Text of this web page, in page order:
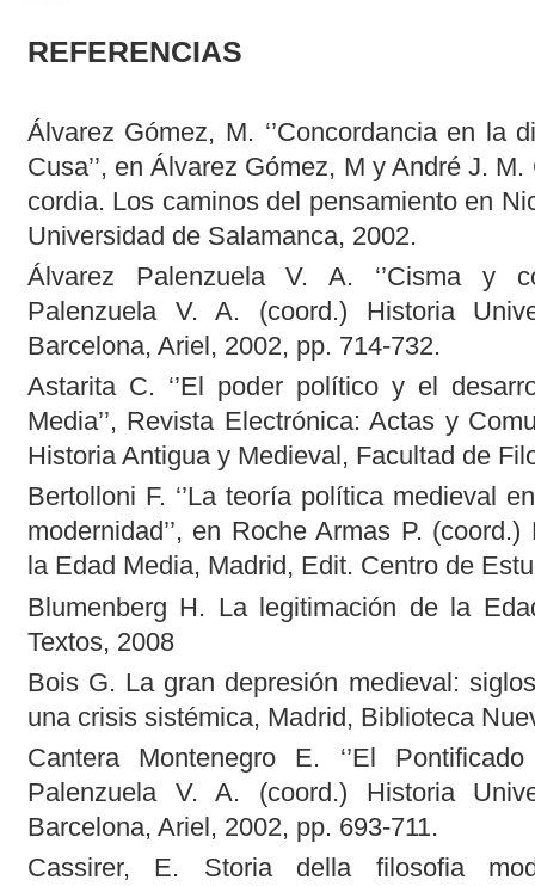
REFERENCIAS
Álvarez Gómez, M. ‘’Concordancia en la
Cusa’’, en Álvarez Gómez, M y André J.
cordia. Los caminos del pensamiento en
Universidad de Salamanca, 2002.
Álvarez Palenzuela V. A. ‘’Cisma y
Palenzuela V. A. (coord.) Historia
Barcelona, Ariel, 2002, pp. 714-732.
Astarita C. ‘’El poder político y el
Media’’, Revista Electrónica: Actas y
Historia Antigua y Medieval, Facultad de
Bertolloni F. ‘’La teoría política medieval
modernidad’’, en Roche Armas P.
la Edad Media, Madrid, Edit. Centro de
Blumenberg H. La legitimación de la
Textos, 2008
Bois G. La gran depresión medieval:
una crisis sistémica, Madrid, Biblioteca
Cantera Montenegro E. ‘’El
Palenzuela V. A. (coord.) Historia
Barcelona, Ariel, 2002, pp. 693-711.
Cassirer, E. Storia della filosofia